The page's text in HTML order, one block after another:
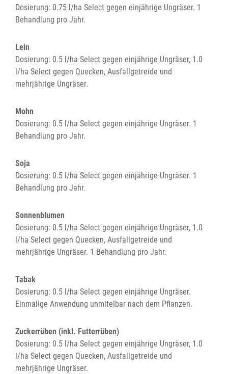
Dosierung: 0.75 l/ha Select gegen einjährige Ungräser. 1
Behandlung pro Jahr.
Lein
Dosierung: 0.5 l/ha Select gegen einjährige Ungräser, 1.0
l/ha Select gegen Quecken, Ausfallgetreide und
mehrjährige Ungräser.
Mohn
Dosierung: 0.5 l/ha Select gegen einjährige Ungräser. 1
Behandlung pro Jahr.
Soja
Dosierung: 0.5 l/ha Select gegen einjährige Ungräser. 1
Behandlung pro Jahr.
Sonnenblumen
Dosierung: 0.5 l/ha Select gegen einjährige Ungräser, 1.0
l/ha Select gegen Quecken, Ausfallgetreide und
mehrjährige Ungräser. 1 Behandlung pro Jahr.
Tabak
Dosierung: 0.5 l/ha Select gegen einjährige Ungräser.
Einmalige Anwendung unmitelbar nach dem Pflanzen.
Zuckerrüben (inkl. Futterrüben)
Dosierung: 0.5 l/ha Select gegen einjährige Ungräser, 1.0
l/ha Select gegen Quecken, Ausfallgetreide und
mehrjährige Ungräser.